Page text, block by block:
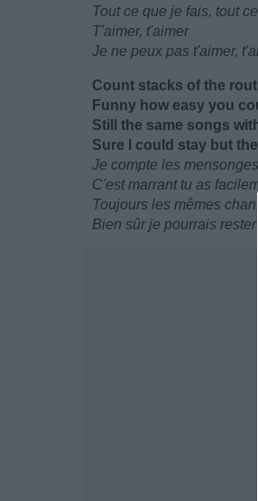
Tout ce que je fais, tout
T'aimer, t'aimer
Je ne peux pas t'aimer,
Count stacks of the
Funny how easy you
Still the same songs
Sure I could stay but
Je compte les
C'est marrant tu as
Toujours les mêmes
Bien sûr je pourrais